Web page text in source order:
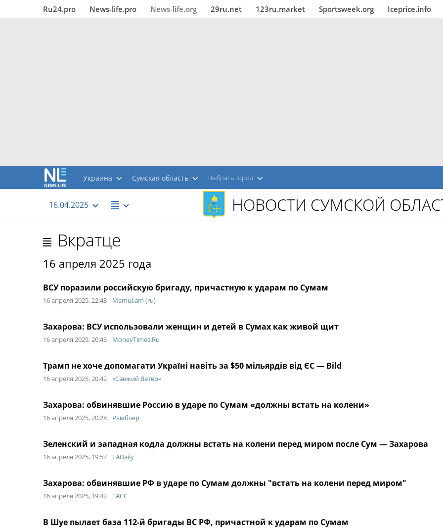
Ru24.pro News‑life.pro News‑life.org 29ru.net 123ru.market Sportsweek.org Iceprice.info
Украина Сумская область Выбрать город
16.04.2025 НОВОСТИ СУМСКОЙ
Вкратце
16 апреля 2025 года
ВСУ поразили российскую бригаду, причастную к ударам по Сумам
16 апреля 2025, 22:43 Mamul.am (ru)
Захарова: ВСУ использовали женщин и детей в Сумах как живой щит
16 апреля 2025, 20:43 MoneyTimes.Ru
Трамп не хоче допомагати Україні навіть за $50 мільярдів від ЄС — Bild
16 апреля 2025, 20:42 «Свежий Ветер»
Захарова: обвинявшие Россию в ударе по Сумам «должны встать на колени»
16 апреля 2025, 20:28 Рамблер
Зеленский и западная кодла должны встать на колени перед миром после Сум — Захарова
16 апреля 2025, 19:57 EADaily
Захарова: обвинявшие РФ в ударе по Сумам должны "встать на колени перед миром"
16 апреля 2025, 19:42 ТАСС
В Шуе пылает база 112-й бригады ВС РФ, причастной к ударам по Сумам